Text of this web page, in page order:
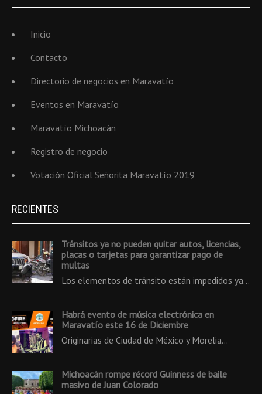
Inicio
Contacto
Directorio de negocios en Maravatío
Eventos en Maravatío
Maravatío Michoacán
Registro de negocio
Votación Oficial Señorita Maravatío 2019
RECIENTES
Tránsitos ya no pueden quitar autos, licencias,
placas o tarjetas para garantizar pago de
multas
Los elementos de tránsito están impedidos ya…
Habrá evento de música electrónica en
Maravatío este 16 de Diciembre
Originarias de Ciudad de México y Morelia…
Michoacán rompe récord Guinness de baile
masivo de Juan Colorado